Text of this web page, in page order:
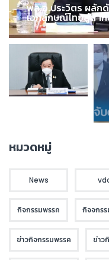
พล.อ.ประวิตร ผลัก
เอกลักษณ์ไทยสู่สา
หมวดหมู่
News
กิจกรรมพรรค กิจจกร
ข่าวกิจกรรมพรรค ข่าว